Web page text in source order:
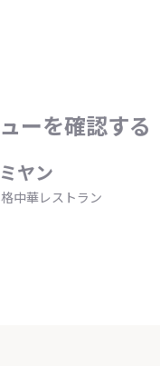
ーを確認する
ヤン
中華レストラン